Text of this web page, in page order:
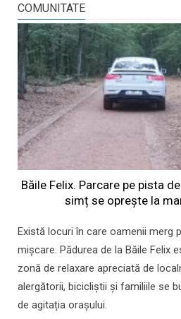
COMUNITATE
Băile Felix. Parcare pe pista
simț se oprește la
Există locuri în care oamenii merg
mișcare. Pădurea de la Băile Felix
zonă de relaxare apreciată de
alergătorii, bicicliștii și familiile se
de agitația orașului.